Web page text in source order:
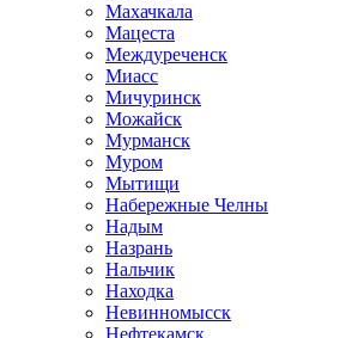
Махачкала
Мацеста
Междуреченск
Миасс
Мичуринск
Можайск
Мурманск
Муром
Мытищи
Набережные Челны
Надым
Назрань
Нальчик
Находка
Невинномысск
Нефтекамск